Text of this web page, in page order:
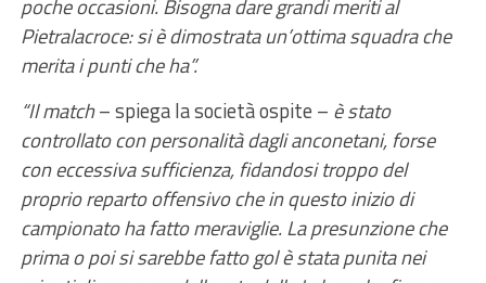
poche occasioni. Bisogna dare grandi meriti al
Pietralacroce: si è dimostrata un’ottima squadra che
merita i punti che ha”.
“Il match– spiega la società ospite – è stato
controllato con personalità dagli anconetani, forse
con eccessiva sufficienza, fidandosi troppo del
proprio reparto offensivo che in questo inizio di
campionato ha fatto meraviglie. La presunzione che
prima o poi si sarebbe fatto gol è stata punita nei